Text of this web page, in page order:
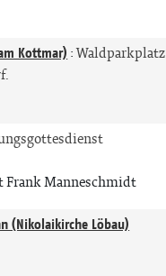
Kottmar) :
Frank Manneschmidt
(Nikolaikirche Löbau)